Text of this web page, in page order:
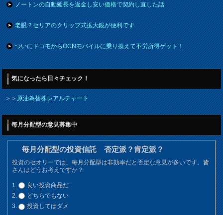
ノートンの自動延長を返金し安い価格で契約し直した話
老眼？セリアのクリップ式拡大鏡が便利です
ついにドコモからOCNモバイルに乗り換えて不労所得ゲット！
気になったら日々チェック！
＞＞原油為替株レアルチャート
毎月分配型の意見募集中
毎月分配型の投資信託 否定派？肯定派？
投資のセオリーでは、毎月分配型は非効率だと否定な意見が多いです。皆
さんはどうお考えですか？
良い投資商品だ
どちらでもない
投資してはダメ